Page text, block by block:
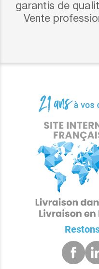
garantis de
Vente